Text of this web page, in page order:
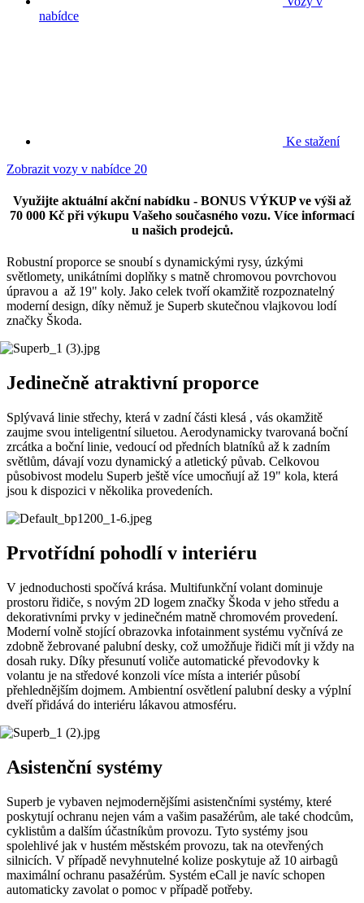
nabídce
Ke stažení
Zobrazit vozy v nabídce 20
Využijte aktuální akční nabídku - BONUS VÝKUP ve výši až
70 000 Kč při výkupu Vašeho současného vozu. Více informací
u našich prodejců.
Robustní proporce se snoubí s dynamickými rysy, úzkými
světlomety, unikátními doplňky s matně chromovou povrchovou
úpravou a až 19" koly. Jako celek tvoří okamžitě rozpoznatelný
moderní design, díky němuž je Superb skutečnou vlajkovou lodí
značky Škoda.
Jedinečně atraktivní proporce
Splývavá linie střechy, která v zadní části klesá , vás okamžitě
zaujme svou inteligentní siluetou. Aerodynamicky tvarovaná boční
zrcátka a boční linie, vedoucí od předních blatníků až k zadním
světlům, dávají vozu dynamický a atletický půvab. Celkovou
působivost modelu Superb ještě více umocňují až 19" kola, která
jsou k dispozici v několika provedeních.
Prvotřídní pohodlí v interiéru
V jednoduchosti spočívá krása. Multifunkční volant dominuje
prostoru řidiče, s novým 2D logem značky Škoda v jeho středu a
dekorativními prvky v jedinečném matně chromovém provedení.
Moderní volně stojící obrazovka infotainment systému vyčnívá ze
zdobně žebrované palubní desky, což umožňuje řidiči mít ji vždy na
dosah ruky. Díky přesunutí voliče automatické převodovky k
volantu je na středové konzoli více místa a interiér působí
přehlednějším dojmem. Ambientní osvětlení palubní desky a výplní
dveří přidává do interiéru lákavou atmosféru.
Asistenční systémy
Superb je vybaven nejmodernějšími asistenčními systémy, které
poskytují ochranu nejen vám a vašim pasažérům, ale také chodcům,
cyklistům a dalším účastníkům provozu. Tyto systémy jsou
spolehlivé jak v hustém městském provozu, tak na otevřených
silnicích. V případě nevyhnutelné kolize poskytuje až 10 airbagů
maximální ochranu pasažérům. Systém eCall je navíc schopen
automaticky zavolat o pomoc v případě potřeby.